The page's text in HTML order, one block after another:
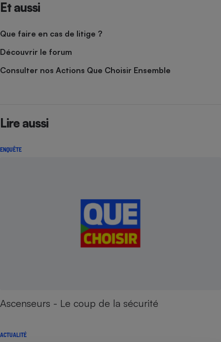
Et aussi
Que faire en cas de litige ?
Découvrir le forum
Consulter nos Actions Que Choisir Ensemble
Lire aussi
ENQUÊTE
Ascenseurs - Le coup de la sécurité
ACTUALITÉ